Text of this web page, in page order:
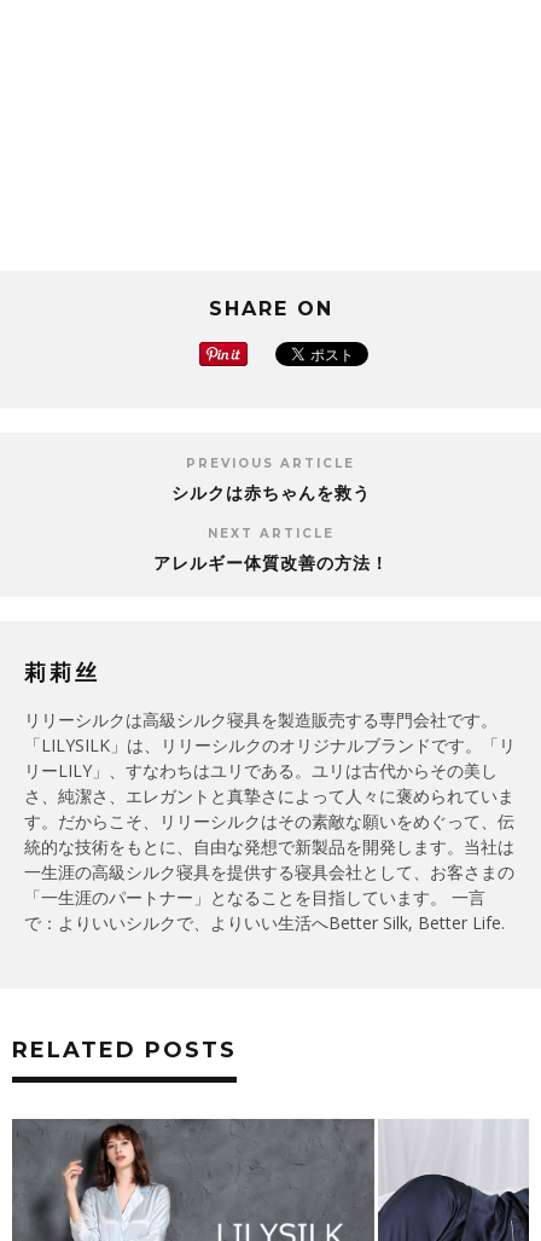
SHARE ON
PREVIOUS ARTICLE
シルクは赤ちゃんを救う
NEXT ARTICLE
アレルギー体質改善の方法！
莉莉丝
リリーシルクは高級シルク寝具を製造販売する専門会社です。
「LILYSILK」は、リリーシルクのオリジナルブランドです。「リ
リーLILY」、すなわちはユリである。ユリは古代からその美し
さ、純潔さ、エレガントと真摯さによって人々に褒められていま
す。だからこそ、リリーシルクはその素敵な願いをめぐって、伝
統的な技術をもとに、自由な発想で新製品を開発します。当社は
一生涯の高級シルク寝具を提供する寝具会社として、お客さまの
「一生涯のパートナー」となることを目指しています。 一言
で：よりいいシルクで、よりいい生活へBetter Silk, Better Life.
RELATED POSTS